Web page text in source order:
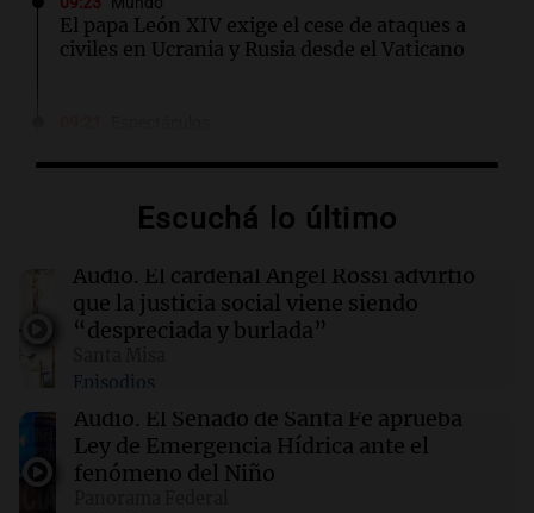
El papa León XIV exige el cese de ataques a
civiles en Ucrania y Rusia desde el Vaticano
su obra sobre 50 años en el teatro argentino
Un local en Dock Sud que hace reír a los chicos
a cambio de un pancho
El juicio a "Pity" Álvarez por el asesinato de
Cristian Díaz en Villa Lugano iniciará este
lunes
Escuchá lo último
Audio. El cardenal Ángel Rossi advirtió
que la justicia social viene siendo
“despreciada y burlada”
Episodios
Audio. El Senado de Santa Fe aprueba
Ley de Emergencia Hídrica ante el
fenómeno del Niño